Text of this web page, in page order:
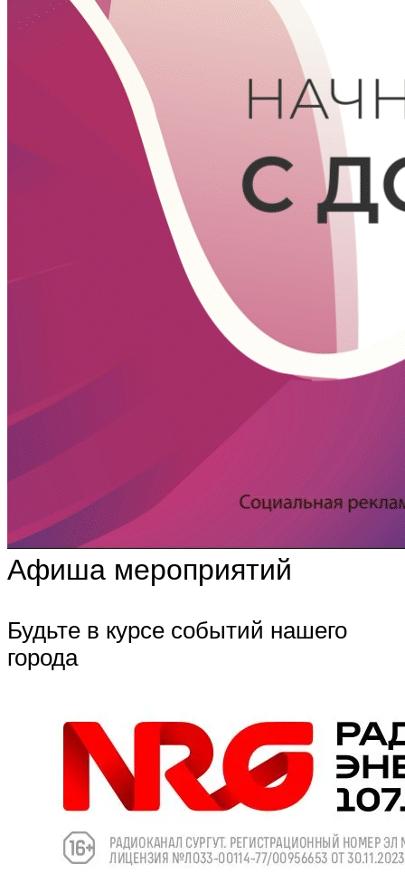
Афиша мероприятий
Будьте в курсе событий нашего
города